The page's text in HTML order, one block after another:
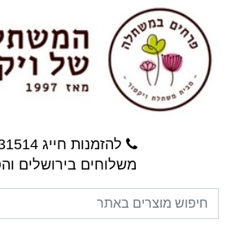
להזמנות חייג 02-6731514
משלוחים בירושלים